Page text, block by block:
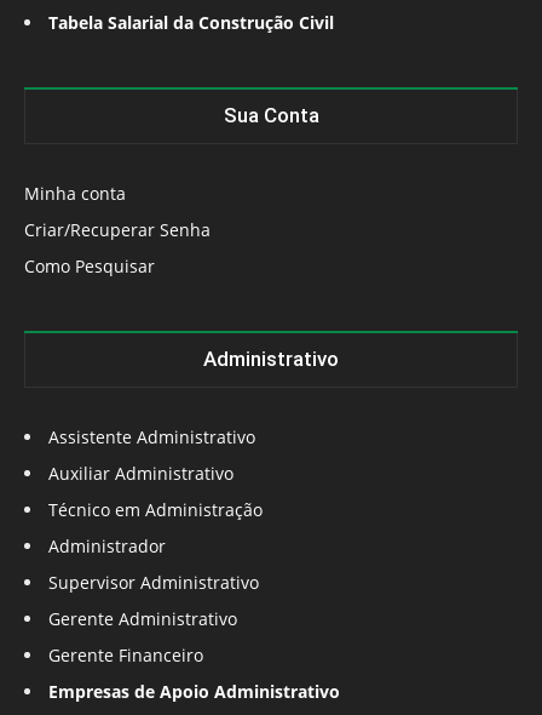
Tabela Salarial da Construção Civil
Sua Conta
Minha conta
Criar/Recuperar Senha
Como Pesquisar
Administrativo
Assistente Administrativo
Auxiliar Administrativo
Técnico em Administração
Administrador
Supervisor Administrativo
Gerente Administrativo
Gerente Financeiro
Empresas de Apoio Administrativo